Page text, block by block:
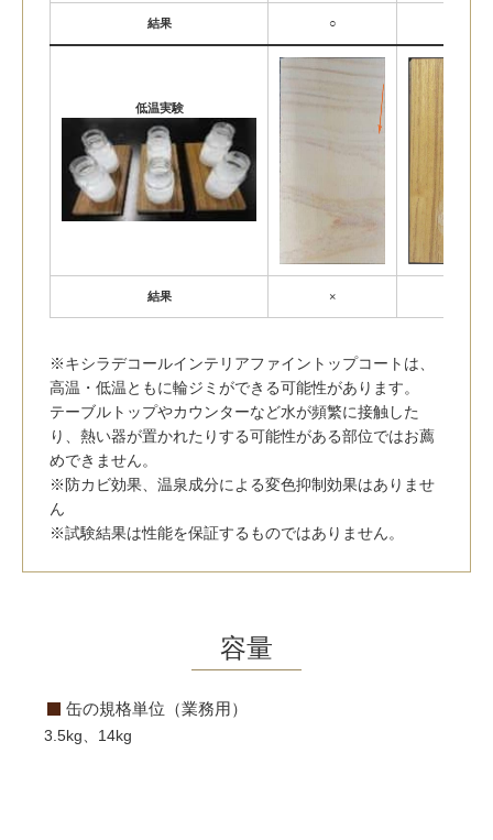
結果 ○
低温実験
結果 ×
※キシラデコールインテリアファイントップコートは、
高温・低温ともに輪ジミができる可能性があります。
テーブルトップやカウンターなど水が頻繁に接触した
り、熱い器が置かれたりする可能性がある部位ではお薦
めできません。
※防カビ効果、温泉成分による変色抑制効果はありませ
ん
※試験結果は性能を保証するものではありません。
容量
缶の規格単位（業務用）
3.5kg、14kg